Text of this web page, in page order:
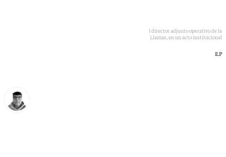
La directora general de la Guardia Civil, Mercedes González, y el director adjunto operativo de la
Guardia Civil, Manuel Llamas, en un acto institucional
E.P